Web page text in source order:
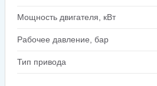
Мощность двигателя, кВт
Рабочее давление, бар
Тип привода